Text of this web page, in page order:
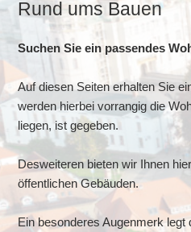
Rund ums Bauen
Suchen Sie ein passendes
Auf diesen Seiten erhalten Sie
werden hierbei vorrangig die
liegen, ist gegeben.
Desweiteren bieten wir Ihnen
öffentlichen Gebäuden.
Ein besonderes Augenmerk